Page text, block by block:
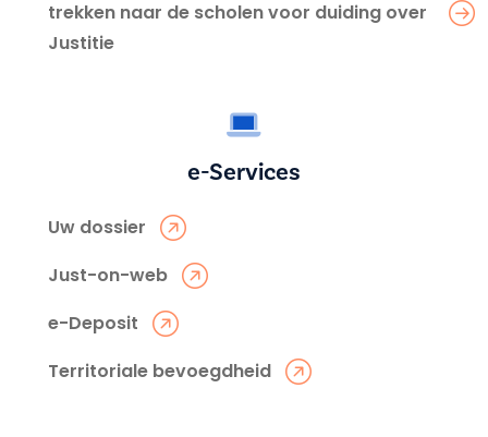
trekken naar de scholen voor duiding over
Justitie
e-Services
Uw dossier
Just-on-web
e-Deposit
Territoriale bevoegdheid